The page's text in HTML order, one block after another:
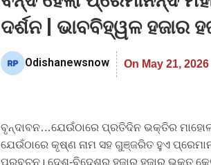
ଦର୍ଶନ | ଭାବବିହ୍ୱଳ ହଜାର
Odishanewsnow On May 21, 2026
ବୃନ୍ଦାବନ…ଯେଉଁଠାରେ ପ୍ରତିଦିନ ଭକ୍ତିର
ଯେଉଁଠାରେ କୃଷ୍ଣ ନାମ ସହ ଗୁଞ୍ଜରିତ ହୁଏ
ପ୍ରବଚନ। ଦେଶ-ବିଦେଶରୁ ହଜାର ହଜାର ଭକ୍ତ